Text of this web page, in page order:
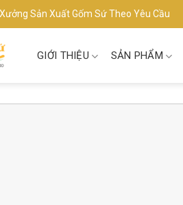
Sản Xuất Gốm Sứ Theo Yêu Cầu
GIỚI THIỆU SẢN PHẨM